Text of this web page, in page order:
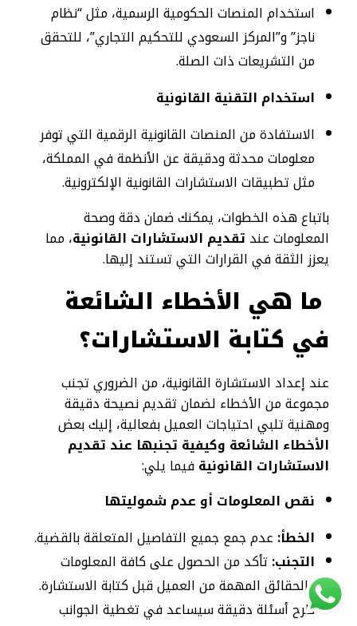
استخدام المنصات الحكومية الرسمية، مثل “نظام
ناجز” و”المركز السعودي للتحكيم التجاري”، للتحقق
من التشريعات ذات الصلة.
استخدام التقنية القانونية
الاستفادة من المنصات القانونية الرقمية التي توفر
معلومات محدثة ودقيقة عن الأنظمة في المملكة،
مثل تطبيقات الاستشارات القانونية الإلكترونية.
باتباع هذه الخطوات، يمكنك ضمان دقة وصحة
المعلومات عند تقديم الاستشارات القانونية، مما
يعزز الثقة في القرارات التي تستند إليها.
ما هي الأخطاء الشائعة
في كتابة الاستشارات؟
عند إعداد الاستشارة القانونية، من الضروري تجنب
مجموعة من الأخطاء لضمان تقديم نصيحة دقيقة
ومهنية تلبي احتياجات العميل بفعالية، إليك بعض
الأخطاء الشائعة وكيفية تجنبها عند تقديم
الاستشارات القانونيةفيما يلي:
نقص المعلومات أو عدم شموليتها
الخطأ: عدم جمع جميع التفاصيل المتعلقة بالقضية.
التجنب: تأكد من الحصول على كافة المعلومات
والحقائق المهمة من العميل قبل كتابة الاستشارة.
طرح أسئلة دقيقة سيساعد في تغطية الجوانب